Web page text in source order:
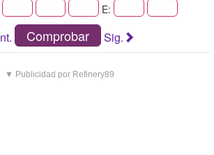
E:
Comprobar Sig.
▼ Publicidad por Refinery89